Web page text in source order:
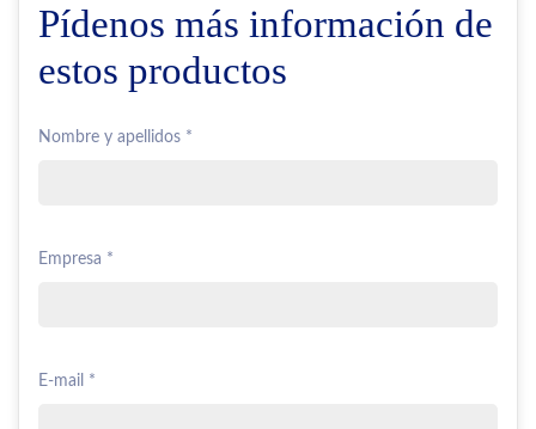
Pídenos más información de
estos productos
Nombre y apellidos *
Empresa *
E-mail *